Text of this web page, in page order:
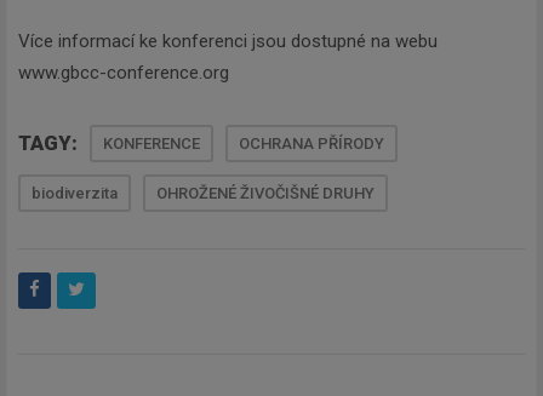
Více informací ke konferenci jsou dostupné na webu
www.gbcc-conference.org
TAGY: KONFERENCE OCHRANA PŘÍRODY
biodiverzita OHROŽENÉ ŽIVOČIŠNÉ DRUHY
Newsletter